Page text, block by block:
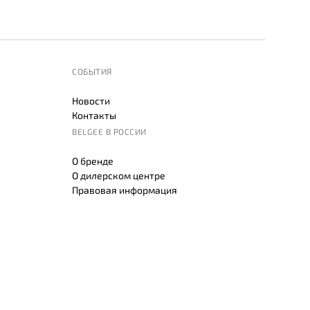
СОБЫТИЯ
Новости
Контакты
BELGEE В РОССИИ
О бренде
О дилерском центре
Правовая информация